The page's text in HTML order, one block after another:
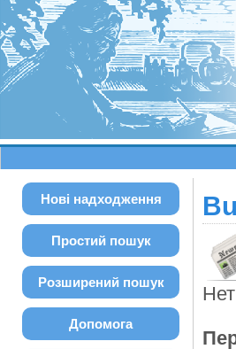
Нові надходження
Простий пошук
Розширений пошук
Допомога